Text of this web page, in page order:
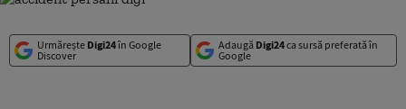
Urmărește Digi24în Google
Discover
Adaugă Digi24ca sursă preferată în
Google